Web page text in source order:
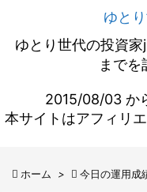
ゆと
ゆとり世代の投資
までを
2015/08/03 か
本サイトはアフィリ
 ホーム >  今日の運用成